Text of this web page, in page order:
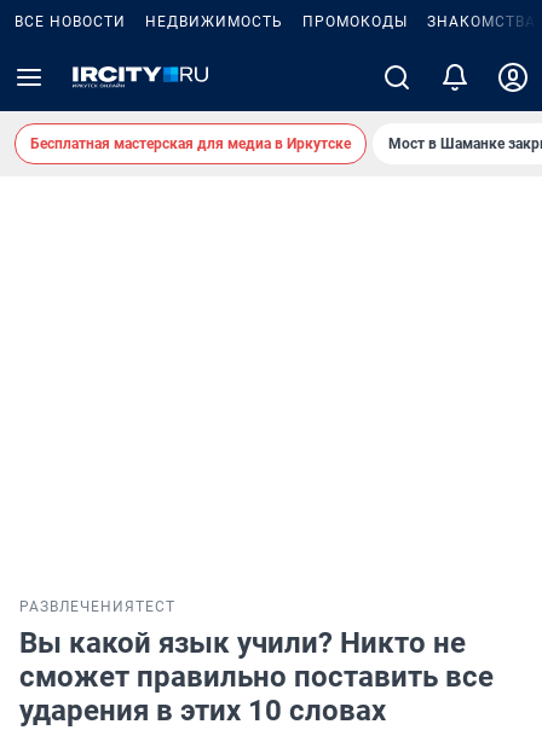
ВСЕ НОВОСТИ НЕДВИЖИМОСТЬ ПРОМОКОДЫ ЗНАКОМСТВА
Бесплатная мастерская для медиа в Иркутске Мост в Шаманке
РАЗВЛЕЧЕНИЯ ТЕСТ
Вы какой язык учили? Никто не
сможет правильно поставить все
ударения в этих 10 словах